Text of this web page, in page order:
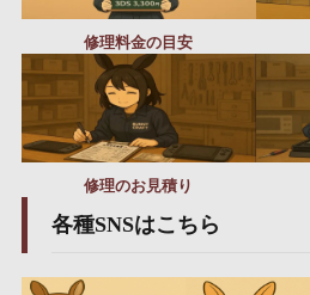
修理料金の目安
修理のお見積り
各種SNSはこちら